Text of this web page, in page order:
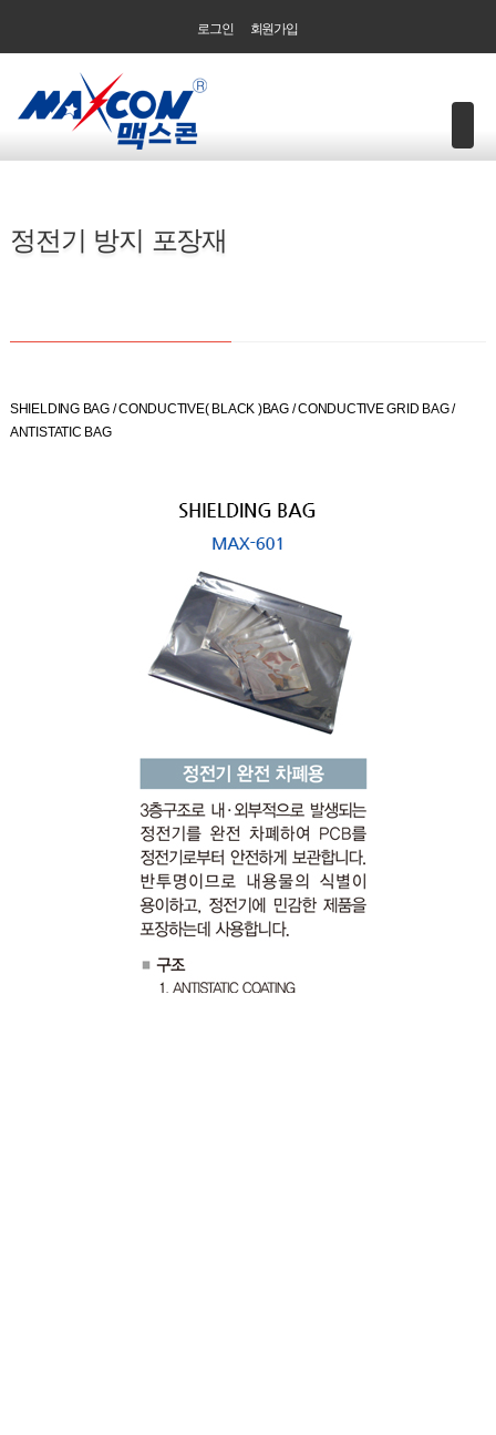
로그인 회원가입
정전기 방지 포장재
SHIELDING BAG / CONDUCTIVE( BLACK )BAG / CONDUCTIVE GRID BAG /
ANTISTATIC BAG